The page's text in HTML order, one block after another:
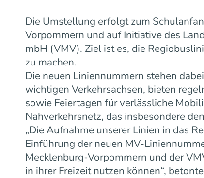
Die Umstellung erfolgt zum
Vorpommern und auf Initiative des
mbH (VMV). Ziel ist es, die
zu machen.
Die neuen Liniennummern stehen
wichtigen Verkehrsachsen, bieten
sowie Feiertagen für verlässliche
Nahverkehrsnetz, das insbesondere
„Die Aufnahme unserer Linien in das
Einführung der neuen MV-
Mecklenburg-Vorpommern und der
in ihrer Freizeit nutzen können“,